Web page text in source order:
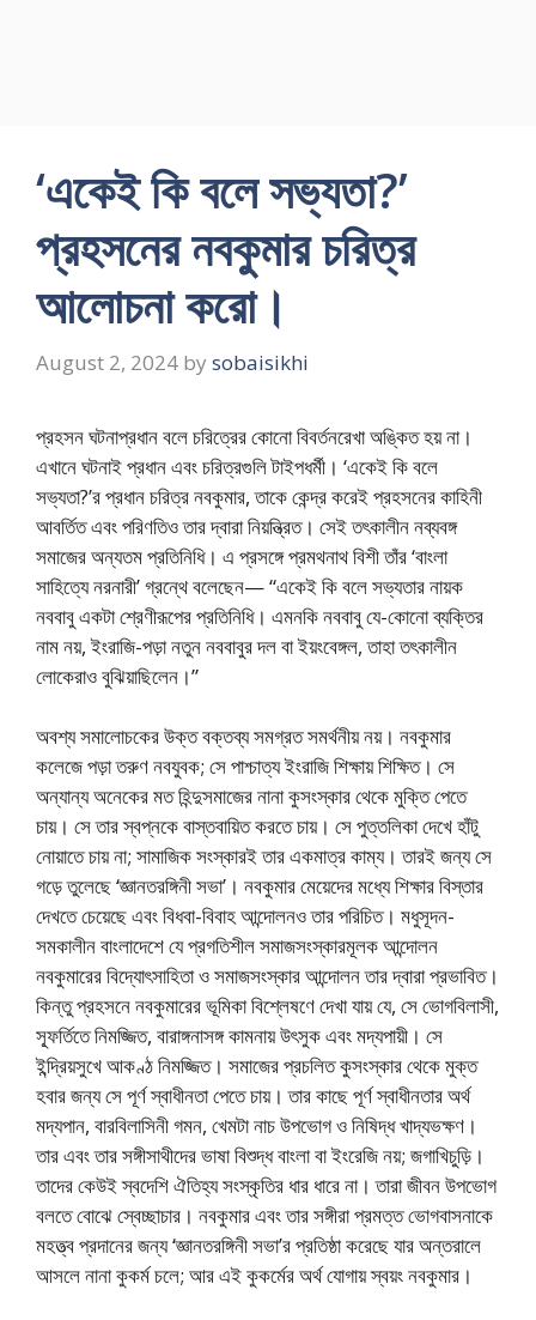
‘একেই কি বলে সভ্যতা?’
প্রহসনের নবকুমার চরিত্র
আলোচনা করো।
August 2, 2024 by sobaisikhi
প্রহসন ঘটনাপ্রধান বলে চরিত্রের কোনো বিবর্তনরেখা অঙ্কিত হয় না।
এখানে ঘটনাই প্রধান এবং চরিত্রগুলি টাইপধর্মী। ‘একেই কি বলে
সভ্যতা?’র প্রধান চরিত্র নবকুমার, তাকে কেন্দ্র করেই প্রহসনের কাহিনী
আবর্তিত এবং পরিণতিও তার দ্বারা নিয়ন্ত্রিত। সেই তৎকালীন নব্যবঙ্গ
সমাজের অন্যতম প্রতিনিধি। এ প্রসঙ্গে প্রমথনাথ বিশী তাঁর ‘বাংলা
সাহিত্যে নরনারী’ গ্রন্থে বলেছেন— “একেই কি বলে সভ্যতার নায়ক
নববাবু একটা শ্রেণীরূপের প্রতিনিধি। এমনকি নববাবু যে-কোনো ব্যক্তির
নাম নয়, ইংরাজি-পড়া নতুন নববাবুর দল বা ইয়ংবেঙ্গল, তাহা তৎকালীন
লোকেরাও বুঝিয়াছিলেন।”
অবশ্য সমালোচকের উক্ত বক্তব্য সমগ্রত সমর্থনীয় নয়। নবকুমার
কলেজে পড়া তরুণ নবযুবক; সে পাশ্চাত্য ইংরাজি শিক্ষায় শিক্ষিত। সে
অন্যান্য অনেকের মত হিন্দুসমাজের নানা কুসংস্কার থেকে মুক্তি পেতে
চায়। সে তার স্বপ্নকে বাস্তবায়িত করতে চায়। সে পুত্তলিকা দেখে হাঁটু
নোয়াতে চায় না; সামাজিক সংস্কারই তার একমাত্র কাম্য। তারই জন্য সে
গড়ে তুলেছে ‘জ্ঞানতরঙ্গিনী সভা’। নবকুমার মেয়েদের মধ্যে শিক্ষার বিস্তার
দেখতে চেয়েছে এবং বিধবা-বিবাহ আন্দোলনও তার পরিচিত। মধুসূদন-
সমকালীন বাংলাদেশে যে প্রগতিশীল সমাজসংস্কারমূলক আন্দোলন
নবকুমারের বিদ্যোৎসাহিতা ও সমাজসংস্কার আন্দোলন তার দ্বারা প্রভাবিত।
কিন্তু প্রহসনে নবকুমারের ভূমিকা বিশ্লেষণে দেখা যায় যে, সে ভোগবিলাসী,
স্ফূর্তিতে নিমজ্জিত, বারাঙ্গনাসঙ্গ কামনায় উৎসুক এবং মদ্যপায়ী। সে
ইন্দ্রিয়সুখে আকণ্ঠ নিমজ্জিত। সমাজের প্রচলিত কুসংস্কার থেকে মুক্ত
হবার জন্য সে পূর্ণ স্বাধীনতা পেতে চায়। তার কাছে পূর্ণ স্বাধীনতার অর্থ
মদ্যপান, বারবিলাসিনী গমন, খেমটা নাচ উপভোগ ও নিষিদ্ধ খাদ্যভক্ষণ।
তার এবং তার সঙ্গীসাথীদের ভাষা বিশুদ্ধ বাংলা বা ইংরেজি নয়; জগাখিচুড়ি।
তাদের কেউই স্বদেশি ঐতিহ্য সংস্কৃতির ধার ধারে না। তারা জীবন উপভোগ
বলতে বোঝে স্বেচ্ছাচার। নবকুমার এবং তার সঙ্গীরা প্রমত্ত ভোগবাসনাকে
মহত্ত্ব প্রদানের জন্য ‘জ্ঞানতরঙ্গিনী সভা’র প্রতিষ্ঠা করেছে যার অন্তরালে
আসলে নানা কুকর্ম চলে; আর এই কুকর্মের অর্থ যোগায় স্বয়ং নবকুমার।